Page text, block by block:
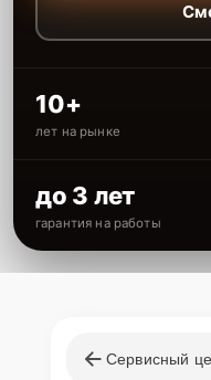
10+
лет на рынке
до 3 лет
гарантия на работы
Сервисный